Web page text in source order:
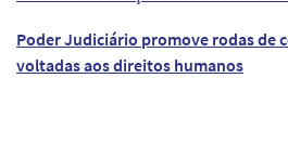
Poder Judiciário promove rodas de
voltadas aos direitos humanos